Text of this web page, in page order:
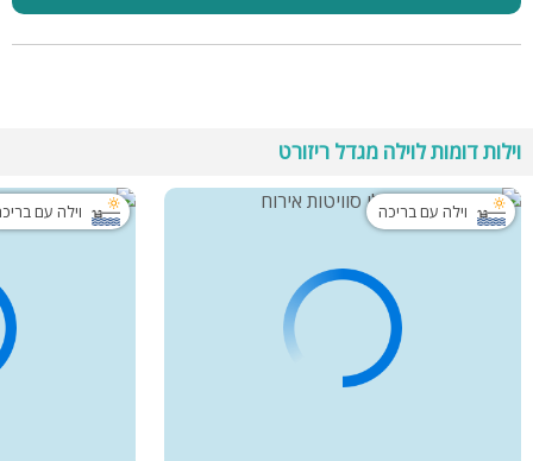
וילות דומות לוילה מגדל ריזורט
וילה עם בריכה וילה עם